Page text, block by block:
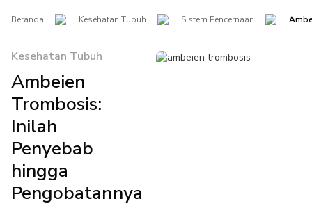
Beranda Kesehatan Tubuh Sistem Pencernaan
Kesehatan Tubuh
Ambeien
Trombosis:
Inilah
Penyebab
hingga
Pengobatannya